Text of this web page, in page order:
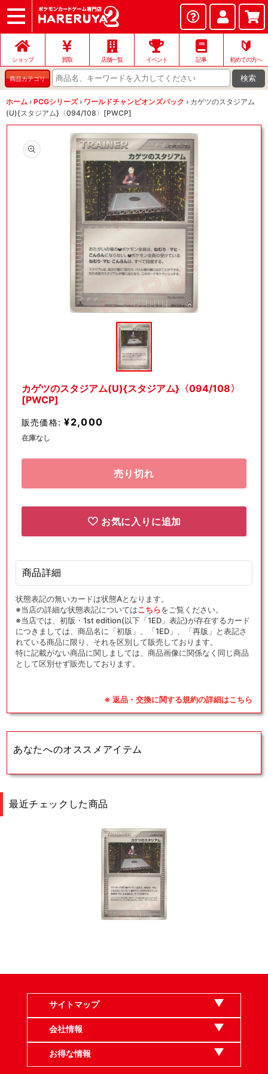
ショップ
店頭買取
ネット買取
店舗一覧
イベント
お問い合わせ
ショップ 買取 店舗一覧 イベント 記事
🔰
初めての方へ
商品カテゴリ 検索
ホーム › PCGシリーズ › ワールドチャンピオンズパック › カゲツのスタジアム
(U){スタジアム}〈094/108〉[PWCP]
ィ
ア
を
開
カゲツのスタジアム(U){スタジアム}〈094/108〉
[PWCP]
販売価格: ¥2,000
在庫なし
売り切れ
お気に入りに追加
商品詳細
状態表記の無いカードは状態Aとなります。
※当店の詳細な状態表記についてはこちらをご覧ください。
※当店では、初版・1st edition(以下「1ED」表記)が存在するカード
につきましては、商品名に「初版」、「1ED」、「再版」と表記さ
れている商品に限り、それを区別して販売しております。
特に記載がない商品に関しましては、商品画像に関係なく同じ商品
として区別せず販売しております。
※ 返品・交換に関する規約の詳細はこちら
あなたへのオススメアイテム
最近チェックした商品
サイトマップ
会社情報
お得な情報